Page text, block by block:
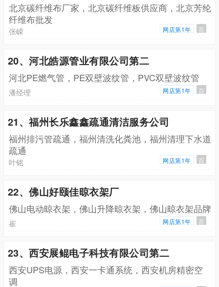
北京碳纤维布厂家，北京碳纤维板供应商，北京芳纶
纤维布批发
张嵘 网店第1年 百
20、河北皓源管业有限公司第二
河北PE燃气管，PE双壁波纹管，PVC双壁波纹管
潘经理 网店第1年 百
21、福州长乐鑫鑫疏通清洁服务公司
福州排污管疏通，福州清洗化粪池，福州清理下水道
疏通
叶铭 网店第1年 百
22、佛山好颐佳晾衣架厂
佛山电动晾衣架，佛山升降晾衣架，佛山晾衣架品牌
崔 网店第1年 百
23、西安展鲲电子科技有限公司第二
西安UPS电源，西安一卡通系统，西安机房精密空
调